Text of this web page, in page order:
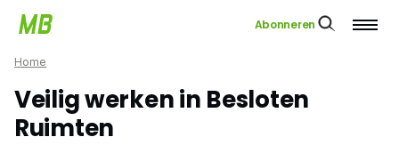
Abonneren
Home
Veilig werken in Besloten
Ruimten